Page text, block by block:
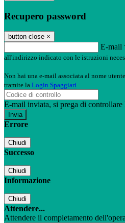
Recupero password
button close ×
E-mail
all'indirizzo indicato con le istruzioni
Non hai una e-mail associata al nome
tramite la Login Spaggiari
E-mail inviata, si prega di controllare
Errore
Chiudi
Successo
Chiudi
Informazione
Chiudi
Attendere...
Attendere il completamento